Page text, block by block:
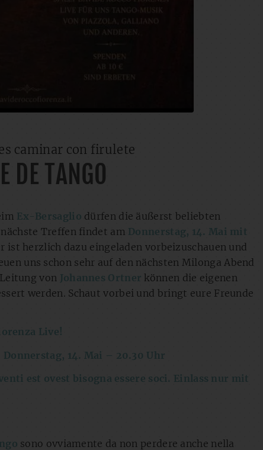
caminar con firulete
DE TANGO
Ex-Bersaglio dürfen die äußerst beliebten
Treffen findet am Donnerstag, 14. Mai mit
ist herzlich dazu eingeladen vorbeizuschauen und
uns schon sehr auf den nächsten Milonga Abend
von Johannes Ortner können die eigenen
werden. Schaut vorbei und bringt eure Freunde
Live!
14. Mai – 20.30 Uhr
est ovest bisogna essere soci. Einlass nur mit
sono ovviamente da non perdere anche nella